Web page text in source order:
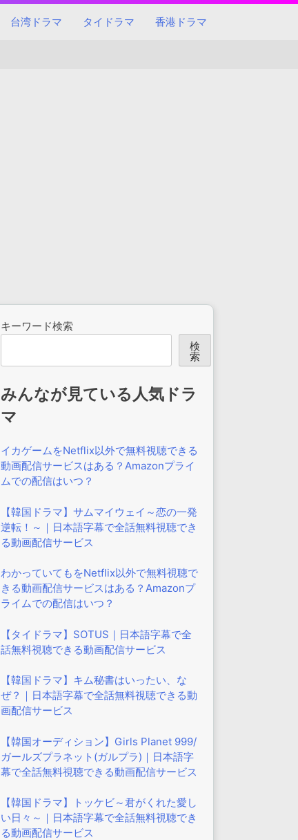
台湾ドラマ タイドラマ 香港ドラマ
キーワード検索
検
索
みんなが見ている人気ドラ
マ
イカゲームをNetflix以外で無料視聴できる
動画配信サービスはある？Amazonプライ
ムでの配信はいつ？
【韓国ドラマ】サムマイウェイ～恋の一発
逆転！～｜日本語字幕で全話無料視聴でき
る動画配信サービス
わかっていてもをNetflix以外で無料視聴で
きる動画配信サービスはある？Amazonプ
ライムでの配信はいつ？
【タイドラマ】SOTUS｜日本語字幕で全
話無料視聴できる動画配信サービス
【韓国ドラマ】キム秘書はいったい、な
ぜ？｜日本語字幕で全話無料視聴できる動
画配信サービス
【韓国オーディション】Girls Planet 999/
ガールズプラネット(ガルプラ)｜日本語字
幕で全話無料視聴できる動画配信サービス
【韓国ドラマ】トッケビ～君がくれた愛し
い日々～｜日本語字幕で全話無料視聴でき
る動画配信サービス